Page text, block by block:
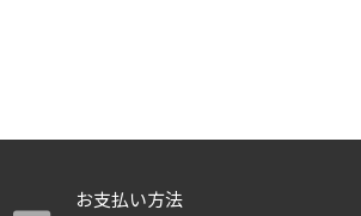
お支払い方法